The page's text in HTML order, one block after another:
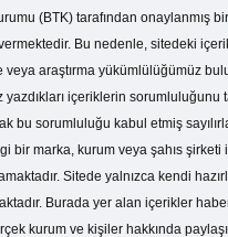
(BTK) tarafından onaylanmış
Bu nedenle, sitedeki
veya araştırma yükümlülüğümüz
yazdıkları içeriklerin sorumluluğunu
bu sorumluluğu kabul etmiş
bir marka, kurum veya şahıs şirketi
Sitede yalnızca kendi
Burada yer alan içerikler
kurum ve kişiler hakkında